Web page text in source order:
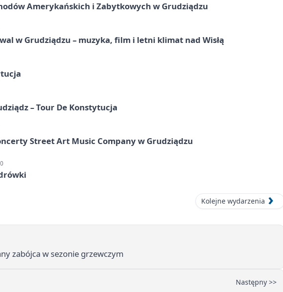
Amerykańskich i Zabytkowych w Grudziądzu
w Grudziądzu – muzyka, film i letni klimat nad Wisłą
– Tour De Konstytucja
Street Art Music Company w Grudziądzu
Kolejne wydarzenia
zabójca w sezonie grzewczym
Następny >>